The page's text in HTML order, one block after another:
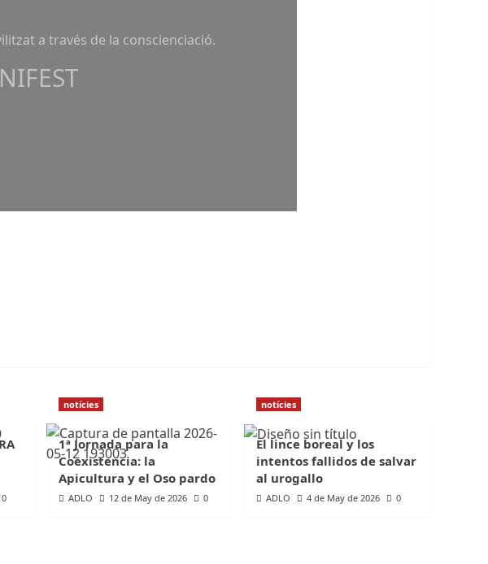
a través de la conscienciació.
0
notícies
1ª Jornada para la
Coexistencia: la
Apicultura y el Oso pardo
ADLO 12 de May de 2026 0
notícies
El lince boreal y los
intentos fallidos de salvar
al urogallo
ADLO 4 de May de 2026 0